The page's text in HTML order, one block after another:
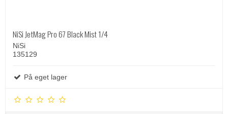
NiSi JetMag Pro 67 Black Mist 1/4
NiSi
135129
På eget lager